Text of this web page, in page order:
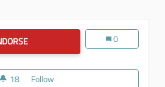
"ECCE LIGNUM CRUCIS" - PASSIONE
"Ecce Lignum
0
18 18 followers
Follow